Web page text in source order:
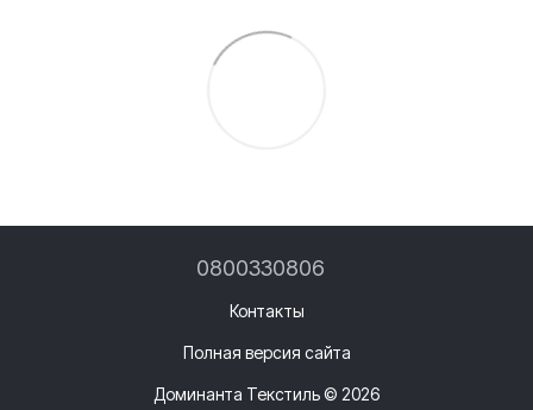
0800330806
Контакты
Полная версия сайта
Доминанта Текстиль © 2026